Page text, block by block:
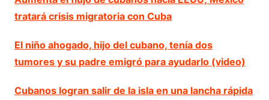
tratará crisis migratoria con Cuba
El niño ahogado, hijo del cubano, tenía dos
tumores y su padre emigró para ayudarlo (video)
Cubanos logran salir de la isla en una lancha rápida